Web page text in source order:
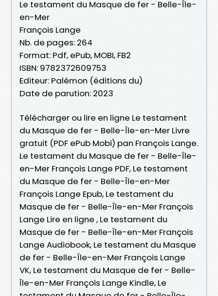
Le testament du Masque de fer - Belle-Île-
en-Mer
François Lange
Nb. de pages: 264
Format: Pdf, ePub, MOBI, FB2
ISBN: 9782372609753
Editeur: Palémon (éditions du)
Date de parution: 2023
Télécharger ou lire en ligne Le testament
du Masque de fer - Belle-Île-en-Mer Livre
gratuit (PDF ePub Mobi) pan François Lange.
Le testament du Masque de fer - Belle-Île-
en-Mer François Lange PDF, Le testament
du Masque de fer - Belle-Île-en-Mer
François Lange Epub, Le testament du
Masque de fer - Belle-Île-en-Mer François
Lange Lire en ligne , Le testament du
Masque de fer - Belle-Île-en-Mer François
Lange Audiobook, Le testament du Masque
de fer - Belle-Île-en-Mer François Lange
VK, Le testament du Masque de fer - Belle-
Île-en-Mer François Lange Kindle, Le